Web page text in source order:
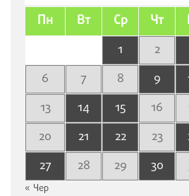
Пн Вт Ср Чт
1 2
6
7 8 9
13
14 15 16
20
21 22 23
27
28 29 30
« Чер